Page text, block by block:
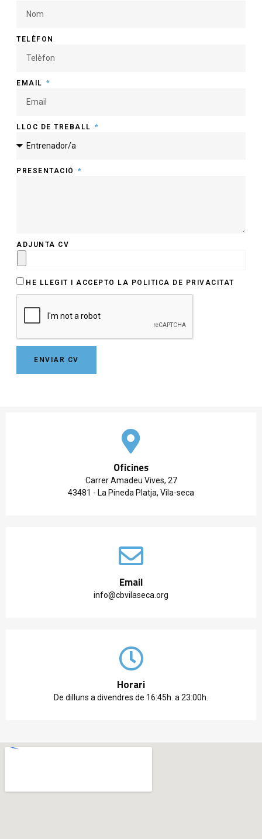
TELÈFON
EMAIL
LLOC DE TREBALL
PRESENTACIÓ
ADJUNTA CV
HE LLEGIT I ACCEPTO LA POLITICA DE PRIVACITAT
ENVIAR CV
Oficines
Carrer Amadeu Vives, 27
43481 - La Pineda Platja, Vila-seca
Email
info@cbvilaseca.org
Horari
De dilluns a divendres de 16:45h. a 23:00h.